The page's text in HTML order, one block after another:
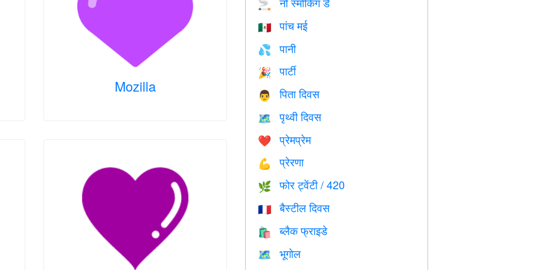
Mozilla
🚬
🇲🇽 पांच मई
💦 पानी
🎉 पार्टी
👨 पिता दिवस
🗺️ पृथ्वी दिवस
❤️️ प्रेमप्रेम
💪 प्रेरणा
🌿 फोर ट्वेंटी / 420
🇫🇷 बैस्टील दिवस
🛍 ब्लैक फ्राइडे
🗺
भूगोल